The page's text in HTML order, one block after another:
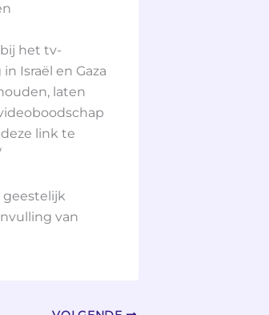
het tv-
Israël en Gaza
laten
link te
geestelijk
van